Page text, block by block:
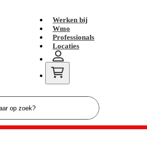
Werken bij
Wmo
Professionals
Locaties